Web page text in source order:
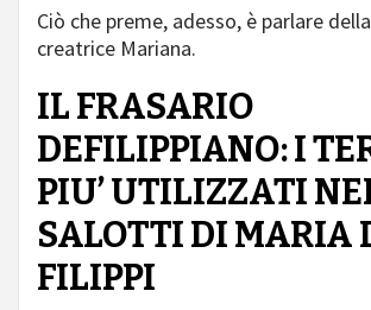
Ciò che preme, adesso, è parlare
creatrice Mariana.
IL FRASARIO
DEFILIPPIANO: I
PIU’ UTILIZZATI
SALOTTI DI MARIA
FILIPPI